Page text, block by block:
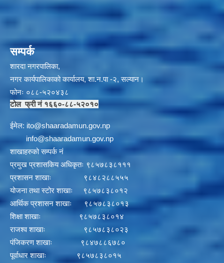
सम्पर्क
शारदा नगरपालिका,
नगर कार्यपालिकाको कार्यालय, शा.न.पा -२, सल्यान।
फोनः ०८८-५२०४३८
टोल फ्री नं १६६०-८८-५२०१०
ईमेल: ito@shaaradamun.gov.np
info@shaaradamun.gov.np
शाखाहरुको सम्पर्क नं
प्रमुख प्रशासकिय अधिकृतः ९८५७८३८१११
प्रशासन शाखाः ९८४८२८८५५५
योजना तथा स्टोर शाखाः ९८५७८३८०१२
आर्थिक प्रशासन शाखाः ९८५७८३८०१३
शिक्षा शाखाः ९८५७८३८०१४
राजश्व शाखाः ९८५७८३८०२३
पंजिकरण शाखाः ९८४७८८६७८०
पूर्वाधार शाखाः ९८५७८३८०१५